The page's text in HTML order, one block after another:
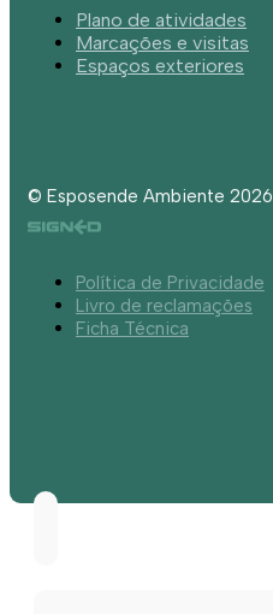
Plano de atividades
Marcações e visitas
Espaços exteriores
© Esposende Ambiente 2026
Política de Privacidade
Livro de reclamações
Ficha Técnica